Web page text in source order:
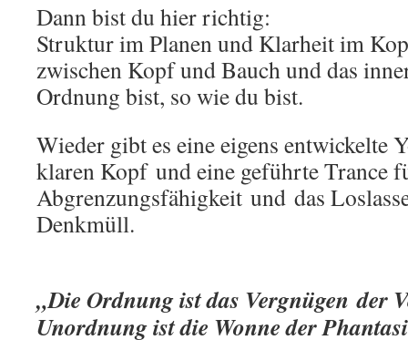
Dann bist du hier richtig:
Struktur im Planen und Klarheit im
zwischen Kopf und Bauch und das
Ordnung bist, so wie du bist.
Wieder gibt es eine eigens entwickelte
klaren Kopf und eine geführte Trance
Abgrenzungsfähigkeit und das
Denkmüll.
„Die Ordnung ist das Vergnügen der
Unordnung ist die Wonne der